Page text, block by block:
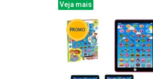
Veja mais